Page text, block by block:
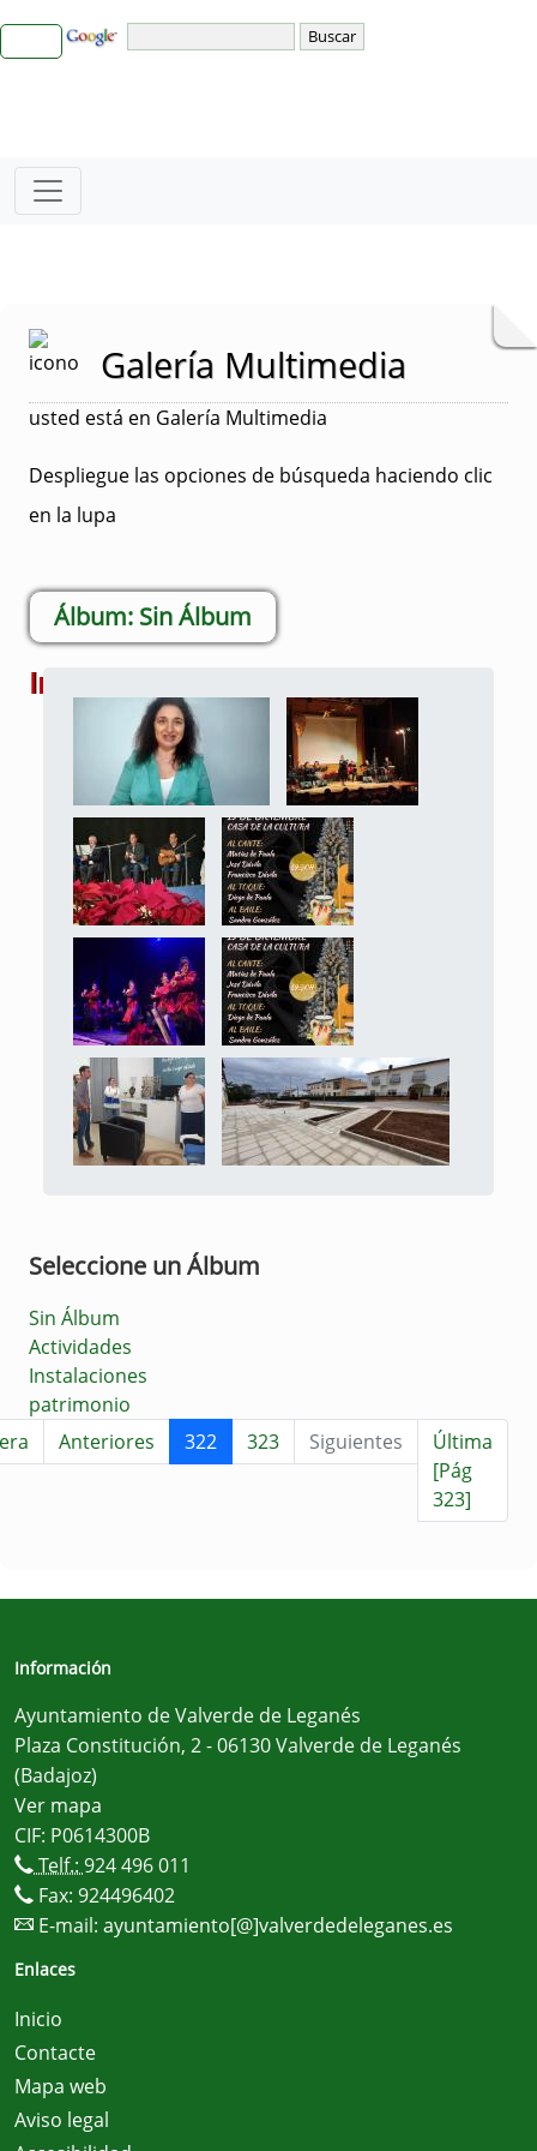
Galería Multimedia
usted está en Galería Multimedia
Despliegue las opciones de búsqueda haciendo clic
en la lupa
Sin Álbum
Imágenes
Seleccione un Álbum
Sin Álbum
Actividades
Instalaciones
patrimonio
Anteriores 322 323 Siguientes
Última
[Pág
323]
Información
Ayuntamiento de Valverde de Leganés
Plaza Constitución, 2 - 06130 Valverde de Leganés
(Badajoz)
Ver mapa
CIF: P0614300B
Telf.: 924 496 011
Fax: 924496402
E-mail: ayuntamiento[@]valverdedeleganes.es
Enlaces
Inicio
Contacte
Mapa web
Aviso legal